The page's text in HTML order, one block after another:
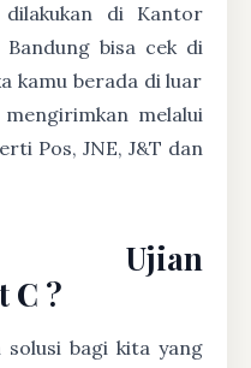
di Kantor
Bandung bisa cek di
kamu berada di luar
melalui
Pos, JNE, J&T dan
Ujian
C ?
solusi bagi kita yang